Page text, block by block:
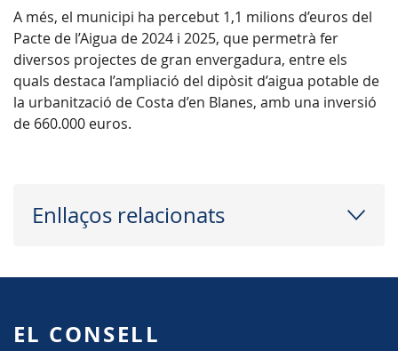
A més, el municipi ha percebut 1,1 milions d’euros del
Pacte de l’Aigua de 2024 i 2025, que permetrà fer
diversos projectes de gran envergadura, entre els
quals destaca l’ampliació del dipòsit d’aigua potable de
la urbanització de Costa d’en Blanes, amb una inversió
de 660.000 euros.
Enllaços relacionats
EL CONSELL